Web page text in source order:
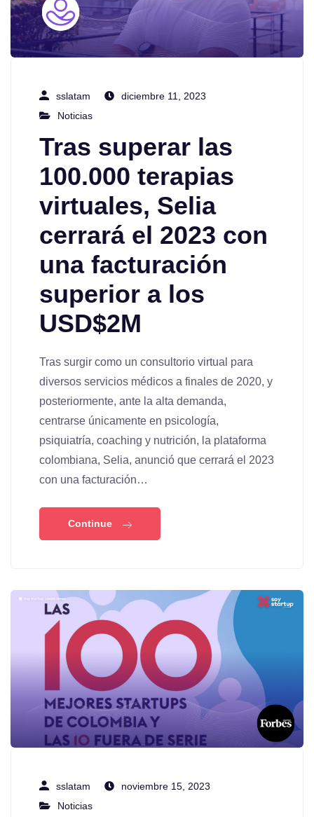
sslatam
diciembre 11, 2023
Noticias
Tras superar las
100.000 terapias
virtuales, Selia
cerrará el 2023 con
una facturación
superior a los
USD$2M
Tras surgir como un consultorio virtual para
diversos servicios médicos a finales de 2020, y
posteriormente, ante la alta demanda,
centrarse únicamente en psicología,
psiquiatría, coaching y nutrición, la plataforma
colombiana, Selia, anunció que cerrará el 2023
con una facturación…
Continue
sslatam
noviembre 15, 2023
Noticias